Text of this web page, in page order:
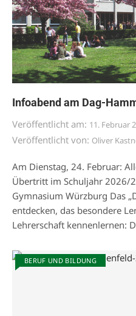
Infoabend am Dag-
Veröffentlicht am: 11. Februar
Veröffentlicht von: Oliver
Am Dienstag, 24. Februar:
Übertritt im Schuljahr 2026/
Gymnasium Würzburg Das
entdecken, das besondere
Lehrerschaft kennenlernen:
BERUF UND BILDUNG